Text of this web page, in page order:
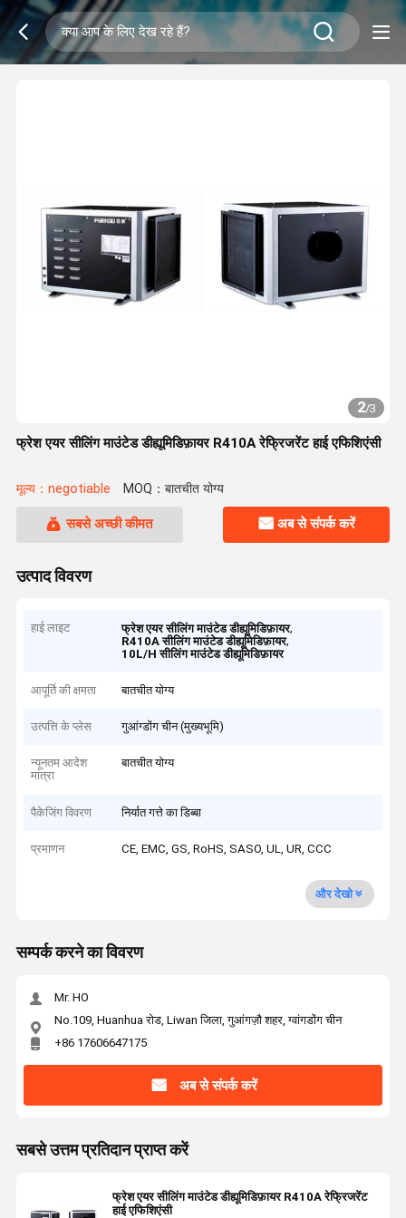
2/3
फ्रेश एयर सीलिंग माउंटेड डीह्यूमिडिफ़ायर R410A रेफ्रिजरेंट हाई एफिशिएंसी
मूल्य：negotiable MOQ：बातचीत योग्य
सबसे अच्छी कीमत अब से संपर्क करें
उत्पाद विवरण
हाई लाइट फ्रेश एयर सीलिंग माउंटेड डीह्यूमिडिफ़ायर,
R410A सीलिंग माउंटेड डीह्यूमिडिफ़ायर,
10L/H सीलिंग माउंटेड डीह्यूमिडिफ़ायर
आपूर्ति की क्षमता बातचीत योग्य
उत्पत्ति के प्लेस गुआंग्डोंग चीन (मुख्यभूमि)
न्यूनतम आदेश
मात्रा
बातचीत योग्य
पैकेजिंग विवरण निर्यात गत्ते का डिब्बा
प्रमाणन CE, EMC, GS, RoHS, SASO, UL, UR, CCC
और देखो
सम्पर्क करने का विवरण
Mr. HO
No.109, Huanhua रोड, Liwan जिला, गुआंगज़ौ शहर, ग्वांगडोंग चीन
+86 17606647175
अब से संपर्क करें
सबसे उत्तम प्रतिदान प्राप्त करें
फ्रेश एयर सीलिंग माउंटेड डीह्यूमिडिफ़ायर R410A रेफ्रिजरेंट
हाई एफिशिएंसी